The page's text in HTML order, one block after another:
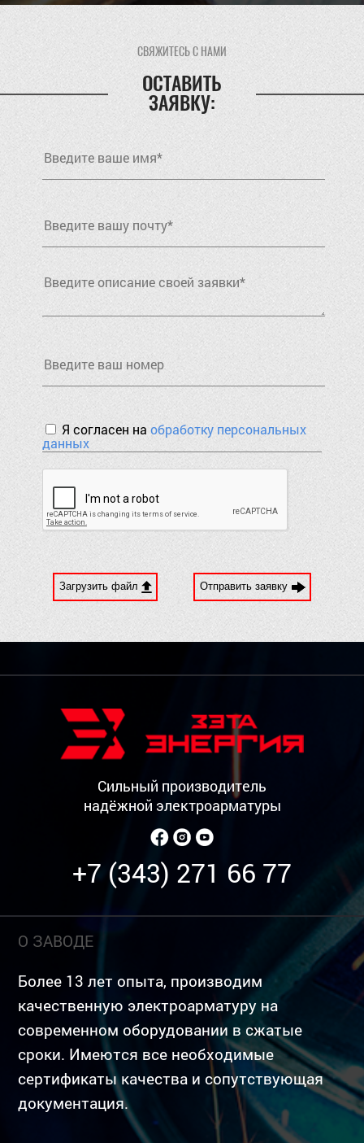
СВЯЖИТЕСЬ С НАМИ
ОСТАВИТЬ
ЗАЯВКУ:
Я согласен наобработку персональных
данных
Загрузить файл Отправить заявку
Сильный производитель
надёжной электроарматуры
+7 (343) 271 66 77
О ЗАВОДЕ
Более 13 лет опыта, производим
качественную электроарматуру на
современном оборудовании в сжатые
сроки. Имеются все необходимые
сертификаты качества и сопутствующая
документация.